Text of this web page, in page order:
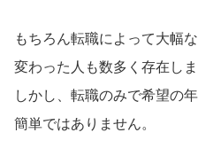
もちろん転職によって大幅
変わった人も数多く存在しま
しかし、転職のみで希望の
簡単ではありません。